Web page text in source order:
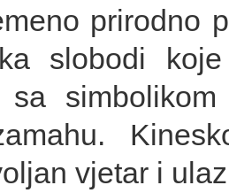
prirodno
slobodi
sa
vjetar i